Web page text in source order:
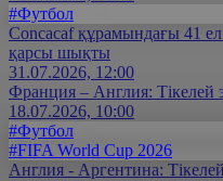
#Футбол
Concacaf құрамындағы 41
қарсы шықты
31.07.2026, 12:00
Франция – Англия: Тікелей
18.07.2026, 10:00
#Футбол
#FIFA World Cup 2026
Англия - Аргентина: